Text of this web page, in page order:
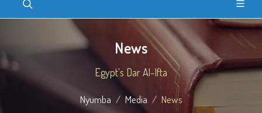
News
Egypt's Dar Al-Ifta
Nyumba Media News